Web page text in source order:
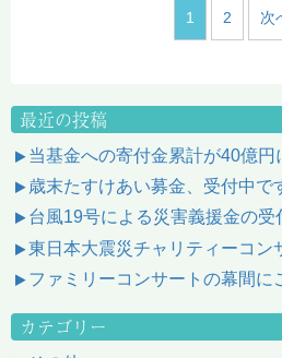
1 2 次
最近の投稿
当基金への寄付金累計が40億
歳末たすけあい募金、受付中で
台風19号による災害義援金の受
東日本大震災チャリティーコン
ファミリーコンサートの幕間に
カテゴリー